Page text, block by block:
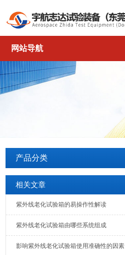
网站导航
产品分类
相关文章
紫外线老化试验箱的易操作性解读
紫外线老化试验箱由哪些系统组成
影响紫外线老化试验箱使用准确性的因素